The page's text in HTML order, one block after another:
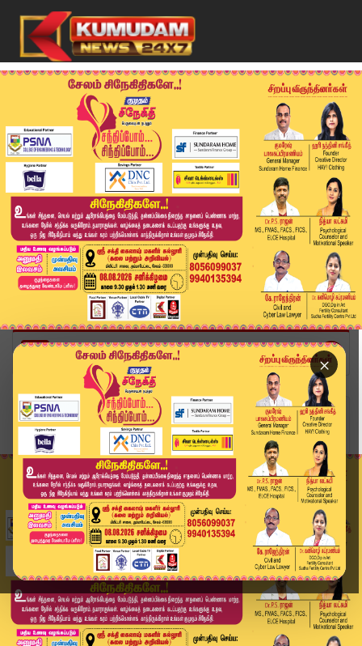
×
Home
வீடியோ ஸ்டோரி
அன்பில் மகேஷுக்கு நேரடி சவால்.. கொளத்தூர்ல ஏன் ...